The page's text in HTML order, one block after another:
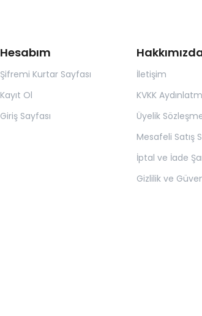
Hesabım
Şifremi Kurtar Sayfası
Kayıt Ol
Giriş Sayfası
İletişim
KVKK
Üyelik
Mesafeli Satış
İptal ve İade
Gizlilik ve